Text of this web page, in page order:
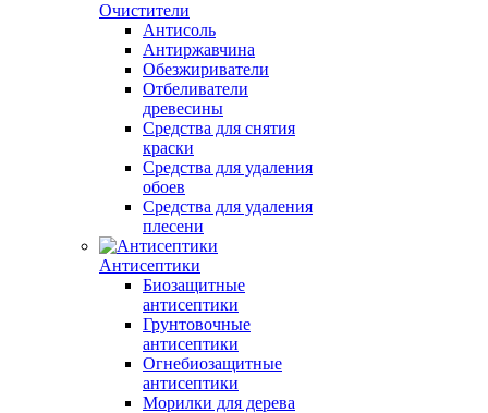
Очистители
Антисоль
Антиржавчина
Обезжириватели
Отбеливатели
древесины
Средства для снятия
краски
Средства для удаления
обоев
Средства для удаления
плесени
Антисептики
Биозащитные
антисептики
Грунтовочные
антисептики
Огнебиозащитные
антисептики
Морилки для дерева